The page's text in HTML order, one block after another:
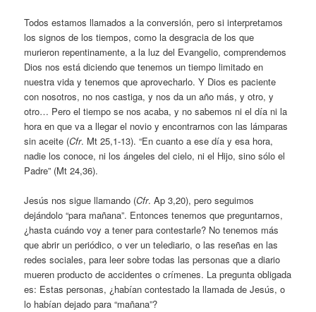
Todos estamos llamados a la conversión, pero si interpretamos
los signos de los tiempos, como la desgracia de los que
murieron repentinamente, a la luz del Evangelio, comprendemos
Dios nos está diciendo que tenemos un tiempo limitado en
nuestra vida y tenemos que aprovecharlo. Y Dios es paciente
con nosotros, no nos castiga, y nos da un año más, y otro, y
otro… Pero el tiempo se nos acaba, y no sabemos ni el día ni la
hora en que va a llegar el novio y encontrarnos con las lámparas
sin aceite (Cfr. Mt 25,1-13). “En cuanto a ese día y esa hora,
nadie los conoce, ni los ángeles del cielo, ni el Hijo, sino sólo el
Padre” (Mt 24,36).
Jesús nos sigue llamando (Cfr. Ap 3,20), pero seguimos
dejándolo “para mañana”. Entonces tenemos que preguntarnos,
¿hasta cuándo voy a tener para contestarle? No tenemos más
que abrir un periódico, o ver un telediario, o las reseñas en las
redes sociales, para leer sobre todas las personas que a diario
mueren producto de accidentes o crímenes. La pregunta obligada
es: Estas personas, ¿habían contestado la llamada de Jesús, o
lo habían dejado para “mañana”?